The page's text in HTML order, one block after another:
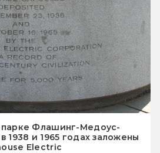
парке Флашинг-Медоус-
1938 и 1965 годах заложены
Electric